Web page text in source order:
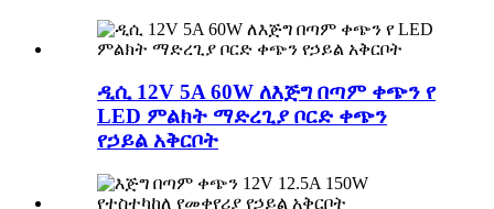
ዲሲ 12V 5A 60W ለእጅግ በጣም ቀጭን የ
LED ምልክት ማድረጊያ ቦርድ ቀጭን
የኃይል አቅርቦት